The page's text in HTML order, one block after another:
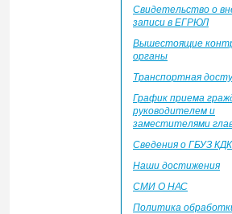
Свидетельство о
записи в ЕГРЮЛ
Вышестоящие
органы
Транспортная
График приема
руководителем и
заместителями
Сведения о ГБУЗ
Наши достижения
СМИ О НАС
Политика